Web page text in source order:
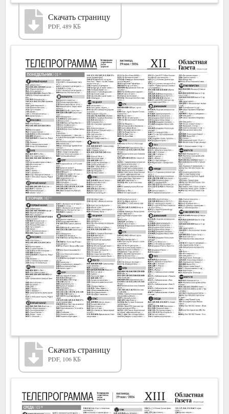
Скачать страницу
PDF, 489 КБ
Скачать страницу
PDF, 106 КБ